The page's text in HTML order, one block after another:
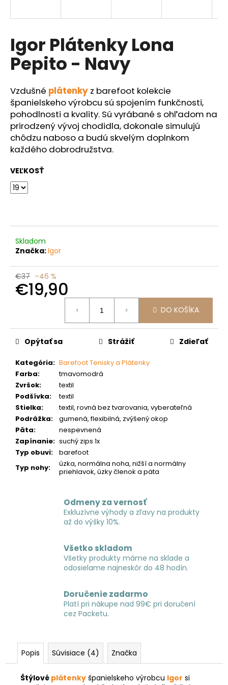
Igor Plátenky Lona
Pepito - Navy
Vzdušné plátenky z barefoot kolekcie
španielskeho výrobcu sú spojením funkčnosti,
pohodlnosti a kvality. Sú vyrábané s ohľadom na
prirodzený vývoj chodidla, dokonale simulujú
chôdzu naboso a budú skvelým doplnkom
každého dobrodružstva.
VEĽKOSŤ
Skladom
Značka:Igor
€37 –46 %
€19,90
DO KOŠÍKA
Kategória: Barefoot Tenisky a Plátenky
Farba:
tmavomodrá
Zvršok:
textil
Podšívka:
textil
Stielka:
textil, rovná bez tvarovania, vyberateľná
Podrážka:
gumená, flexibilná, zvýšený okop
Päta:
nespevnená
Zapínanie: suchý zips 1x
Typ obuvi:
barefoot
Typ nohy:
úzka, normálna noha, nižší a normálny
priehlavok, úzky členok a päta
Opýtať sa Strážiť Zdieľať
Odmeny za vernosť
Exkluzívne výhody a zľavy na produkty
až do výšky 10%.
Všetko skladom
Všetky produkty máme na sklade a
odosielame najneskôr do 48 hodín.
Doručenie zadarmo
Platí pri nákupe nad 99€ pri doručení
cez Packetu.
Popis Súvisiace (4) Značka
Štýlové plátenky španielskeho výrobcu Igor si
s
ť
?
HĽADAŤ
d
p
o
č
a
m
e